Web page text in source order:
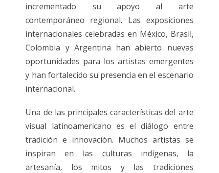
incrementado su apoyo al arte
contemporáneo regional. Las exposiciones
internacionales celebradas en México, Brasil,
Colombia y Argentina han abierto nuevas
oportunidades para los artistas emergentes
y han fortalecido su presencia en el escenario
internacional.
Una de las principales características del arte
visual latinoamericano es el diálogo entre
tradición e innovación. Muchos artistas se
inspiran en las culturas indígenas, la
artesanía, los mitos y las tradiciones